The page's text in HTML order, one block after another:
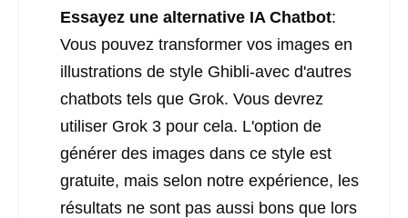
Essayez une alternative IA Chatbot:
Vous pouvez transformer vos images en
illustrations de style Ghibli-avec d'autres
chatbots tels que Grok. Vous devrez
utiliser Grok 3 pour cela. L'option de
générer des images dans ce style est
gratuite, mais selon notre expérience, les
résultats ne sont pas aussi bons que lors